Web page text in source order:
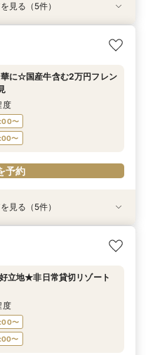
】在宅&スマホでOK！オン
〜
予約
歓迎】最短90分×見積もり相
〜
予約
◎／フレンチ試食＆直前予約
〜
〜
予約
宅で残す大切な一日！期間限
〜
〜
予約
待★ドレス試着】光の大聖堂
〜
〜
予約
見る（5件）
に☆国産牛含む2万円フレン
度
〜
〜
予約
】在宅&スマホでOK！オン
予約
歓迎】最短90分×見積もり相
予約
◎／フレンチ試食＆直前予約
〜
予約
宅で残す大切な一日！期間限
〜
予約
待★ドレス試着】光の大聖堂
〜
予約
見る（5件）
立地★非日常貸切リゾート
度
〜
〜